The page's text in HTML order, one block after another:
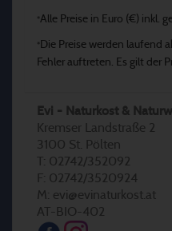
*Alle Preise in Euro (€) inkl.
* Die Preise werden laufend
Fehler auftreten. Es gilt der
Evi - Naturkost &
Kremser Landstraße 2
3100 St. Pölten
T: 02742/352092
F: 02742/3520924
M: evi@evinaturkost.at
AT-BIO-402